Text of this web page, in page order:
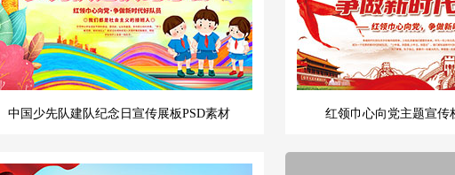
中国少先队建队纪念日宣传展板PSD素材 红领巾心向党主题宣传